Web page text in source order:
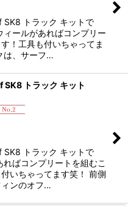
SK8 トラック キットで
ールがあればコンプリー
！工具も付いちゃってま
は、サーフ…
トラック キット
SK8 トラック キットで
ばコンプリートを組むこ
いちゃってます笑！ 前側
ンのオフ…